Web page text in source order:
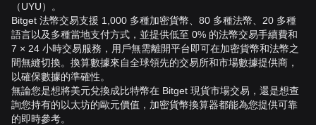
（UYU）。
Bitget 法幣交易支援 1,000 多種加密貨幣、80 多種法幣、20 多種
語言以及多種當地支付方式，並提供低至 0% 的法幣交易手續費和
7 × 24 小時交易服務，用戶無需離開平台即可在加密貨幣和法幣之
間無縫切換。換算數據來自全球領先的交易所和市場數據提供商，
以確保數據的準確性。
無論您是想將美元兌換成比特幣在 Bitget 現貨市場交易，還是想查
詢您持有的以太坊的歐元價值，加密貨幣換算器都能為您提供可靠
的即時參考。